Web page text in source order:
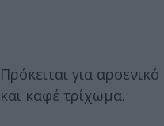
Πρόκειται για
και καφέ τρίχωμα.